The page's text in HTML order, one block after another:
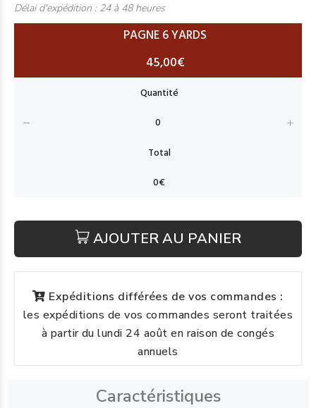
Délai d'expédition : 24 à 48 heures
PAGNE 6 YARDS
45,00€
AJOUTER AU PANIER
Expéditions différées de vos commandes :
les expéditions de vos commandes seront traitées
à partir du lundi 24 août en raison de congés
annuels
Caractéristiques